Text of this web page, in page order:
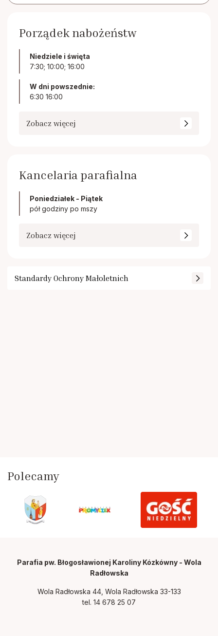
Porządek nabożeństw
Niedziele i święta
7:30; 10:00; 16:00
W dni powszednie:
6:30 16:00
Zobacz więcej
Kancelaria parafialna
Poniedziałek - Piątek
pół godziny po mszy
Zobacz więcej
Standardy Ochrony Małoletnich
Polecamy
Parafia pw. Błogosławionej Karoliny Kózkówny - Wola
Radłowska
Wola Radłowska 44, Wola Radłowska 33-133
tel. 14 678 25 07